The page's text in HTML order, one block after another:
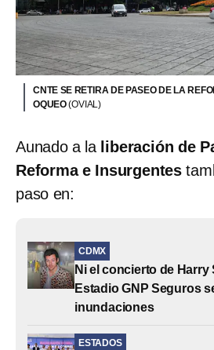
CNTE SE RETIRA DE PASEO DE LA
OQUEO(OVIAL)
Aunado a la liberación de
Reforma e Insurgentes
paso en:
CDMX
Ni el concierto de Harry
Estadio GNP Seguros
inundaciones
ESTADOS